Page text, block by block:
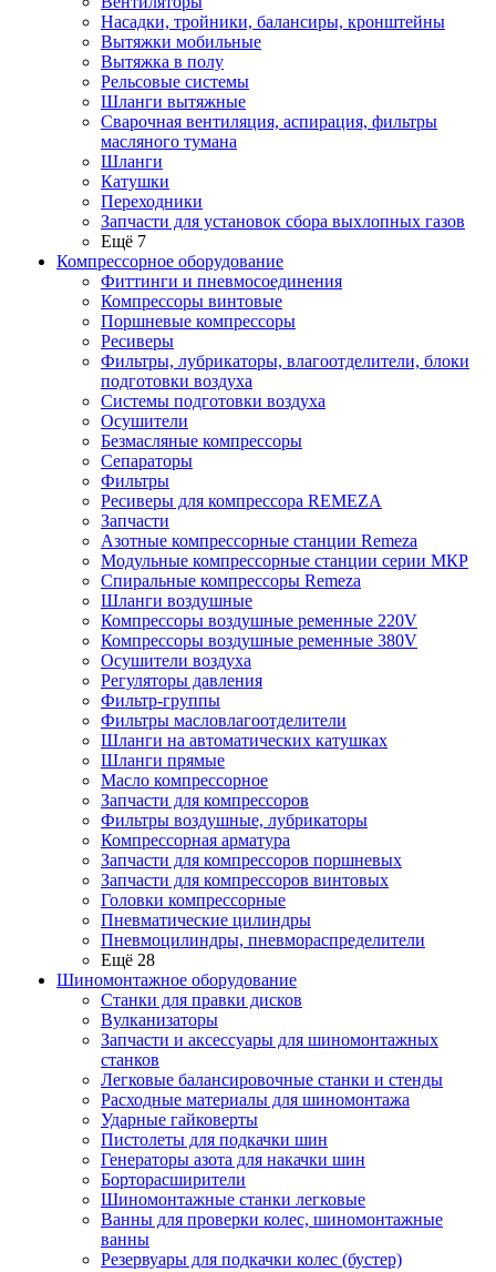
Насадки, тройники, балансиры, кронштейны
Вытяжки мобильные
Вытяжка в полу
Рельсовые системы
Шланги вытяжные
Сварочная вентиляция, аспирация, фильтры
масляного тумана
Шланги
Катушки
Переходники
Запчасти для установок сбора выхлопных газов
Ещё 7
Компрессорное оборудование
Фиттинги и пневмосоединения
Компрессоры винтовые
Поршневые компрессоры
Ресиверы
Фильтры, лубрикаторы, влагоотделители, блоки
подготовки воздуха
Системы подготовки воздуха
Осушители
Безмасляные компрессоры
Сепараторы
Фильтры
Ресиверы для компрессора REMEZA
Запчасти
Азотные компрессорные станции Remeza
Модульные компрессорные станции серии МКР
Спиральные компрессоры Remeza
Шланги воздушные
Компрессоры воздушные ременные 220V
Компрессоры воздушные ременные 380V
Осушители воздуха
Регуляторы давления
Фильтр-группы
Фильтры масловлагоотделители
Шланги на автоматических катушках
Шланги прямые
Масло компрессорное
Запчасти для компрессоров
Фильтры воздушные, лубрикаторы
Компрессорная арматура
Запчасти для компрессоров поршневых
Запчасти для компрессоров винтовых
Головки компрессорные
Пневматические цилиндры
Пневмоцилиндры, пневмораспределители
Ещё 28
Шиномонтажное оборудование
Станки для правки дисков
Вулканизаторы
Запчасти и аксессуары для шиномонтажных
станков
Легковые балансировочные станки и стенды
Расходные материалы для шиномонтажа
Ударные гайковерты
Пистолеты для подкачки шин
Генераторы азота для накачки шин
Борторасширители
Шиномонтажные станки легковые
Ванны для проверки колес, шиномонтажные
ванны
Резервуары для подкачки колес (бустер)